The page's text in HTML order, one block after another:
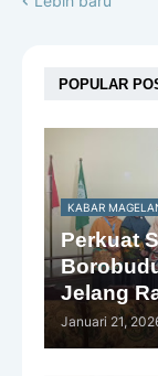
POPULAR
KABAR
Perkuat
Jelang
Januari 21,